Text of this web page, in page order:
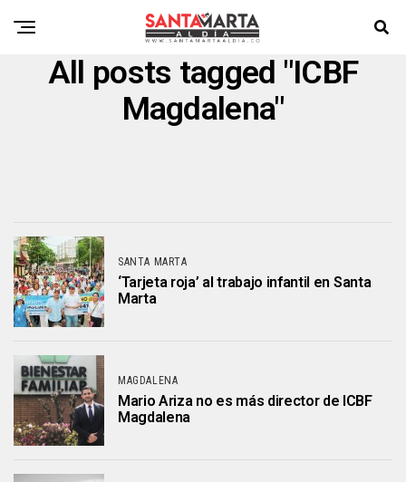
All posts tagged "ICBF
Magdalena"
SANTA MARTA
‘Tarjeta roja’ al trabajo infantil en Santa
Marta
MAGDALENA
Mario Ariza no es más director de ICBF
Magdalena